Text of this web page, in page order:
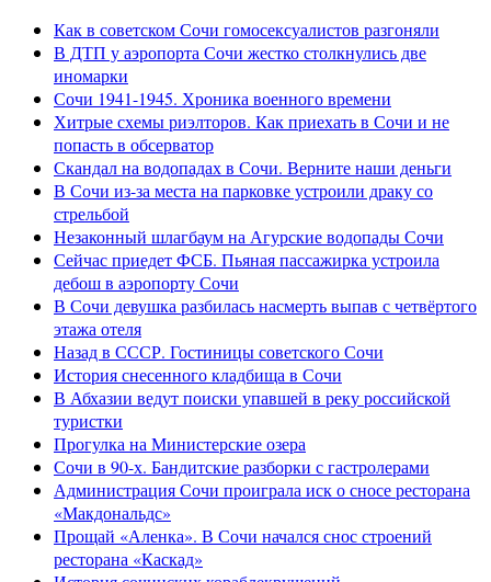
Как в советском Сочи гомосексуалистов разгоняли
В ДТП у аэропорта Сочи жестко столкнулись две
иномарки
Сочи 1941-1945. Хроника военного времени
Хитрые схемы риэлторов. Как приехать в Сочи и не
попасть в обсерватор
Скандал на водопадах в Сочи. Верните наши деньги
В Сочи из-за места на парковке устроили драку со
стрельбой
Незаконный шлагбаум на Агурские водопады Сочи
Сейчас приедет ФСБ. Пьяная пассажирка устроила
дебош в аэропорту Сочи
В Сочи девушка разбилась насмерть выпав с четвёртого
этажа отеля
Назад в СССР. Гостиницы советского Сочи
История снесенного кладбища в Сочи
В Абхазии ведут поиски упавшей в реку российской
туристки
Прогулка на Министерские озера
Сочи в 90-х. Бандитские разборки с гастролерами
Администрация Сочи проиграла иск о сносе ресторана
«Макдональдс»
Прощай «Аленка». В Сочи начался снос строений
ресторана «Каскад»